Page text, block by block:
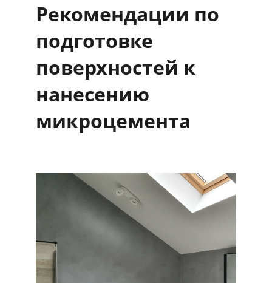
Рекомендации по
подготовке
поверхностей к
нанесению
микроцемента